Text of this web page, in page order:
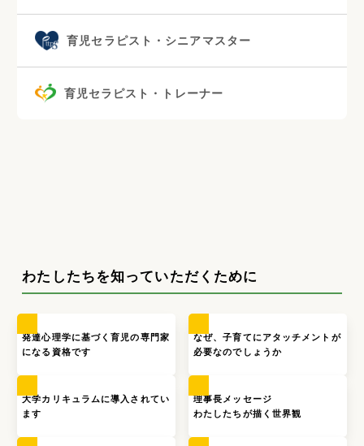
育児セラピスト・シニアマスター
育児セラピスト・トレーナー
わたしたちを知っていただくために
発達心理学に基づく育児の専門家
になる資格です
なぜ、子育てにアタッチメントが
必要なのでしょうか
大学カリキュラムに導入されてい
ます
理事長メッセージ
わたしたちが描く世界観